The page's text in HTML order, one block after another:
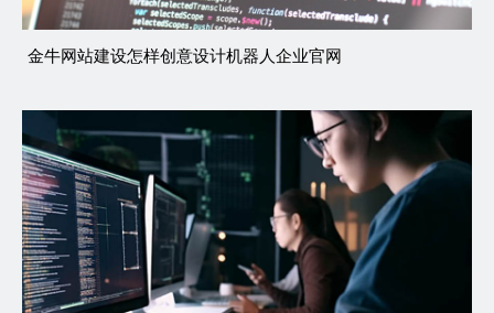
金牛网站建设怎样创意设计机器人企业官网